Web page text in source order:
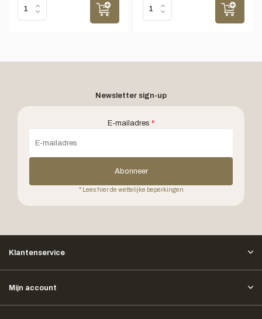
Newsletter sign-up
E-mailadres *
Abonneer
* Lees hier de wettelijke beperkingen
Klantenservice
Mijn account